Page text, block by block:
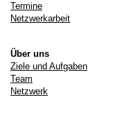
Termine
Netzwerkarbeit
Über uns
Ziele und Aufgaben
Team
Netzwerk